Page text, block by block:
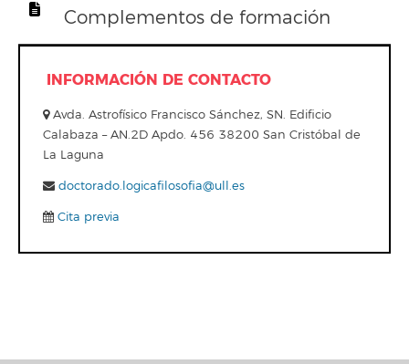
Complementos de formación
INFORMACIÓN DE CONTACTO
Avda. Astrofísico Francisco Sánchez, SN. Edificio
Calabaza – AN.2D Apdo. 456 38200 San Cristóbal de
La Laguna
doctorado.logicafilosofia@ull.es
Cita previa